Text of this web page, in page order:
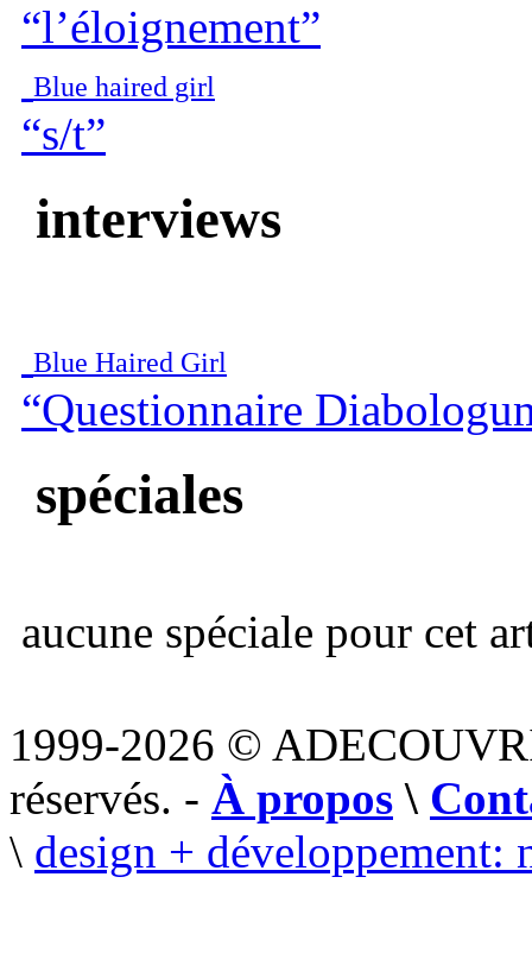
“l’éloignement”
Blue haired girl
“s/t”
interviews
Blue Haired Girl
“Questionnaire
spéciales
aucune spéciale pour cet
1999-2026 ©
réservés. - À propos \
\ design + développement: